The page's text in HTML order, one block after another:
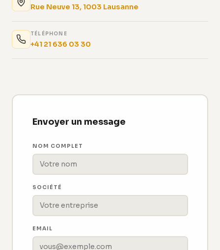
Rue Neuve 13, 1003 Lausanne
TÉLÉPHONE
+41 21 636 03 30
Envoyer un message
NOM COMPLET
SOCIÉTÉ
EMAIL